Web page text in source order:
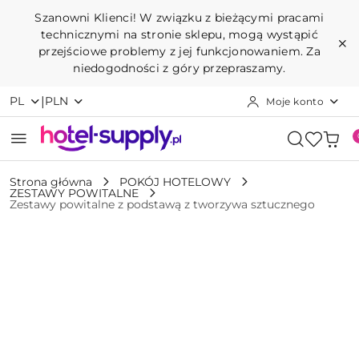
Przejdź do treści głównej
Przejdź do wyszukiwarki
Przejdź do moje konto
Przejdź do menu głównego
Przejdź do opisu produktu
Przejdź do stopki
Szanowni Klienci! W związku z bieżącymi pracami
technicznymi na stronie sklepu, mogą wystąpić
przejściowe problemy z jej funkcjonowaniem. Za
niedogodności z góry przepraszamy.
PL |PLN Moje konto
Strona główna POKÓJ HOTELOWY
ZESTAWY POWITALNE
Zestawy powitalne z podstawą z tworzywa sztucznego